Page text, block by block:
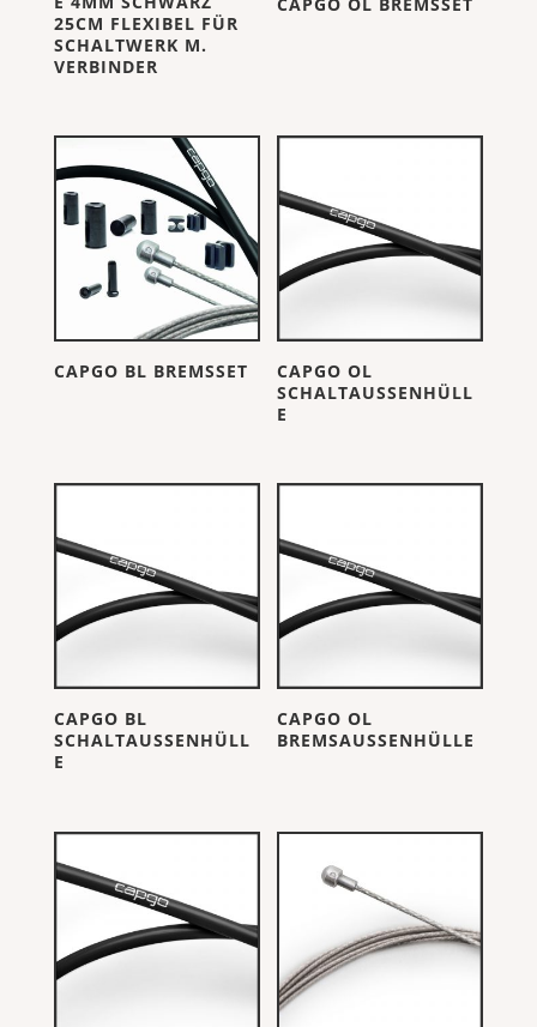
25CM FLEXIBEL FÜR
SCHALTWERK M.
VERBINDER
CAPGO BL BREMSSET
CAPGO OL
SCHALTAUSSENHÜLL
E
CAPGO BL
SCHALTAUSSENHÜLL
E
CAPGO OL
BREMSAUSSENHÜLLE